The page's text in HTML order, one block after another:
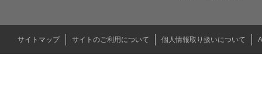
サイトマップ サイトのご利用について 個人情報取り扱いについて